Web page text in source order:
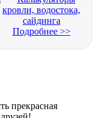
Подробнее >>
прекрасная